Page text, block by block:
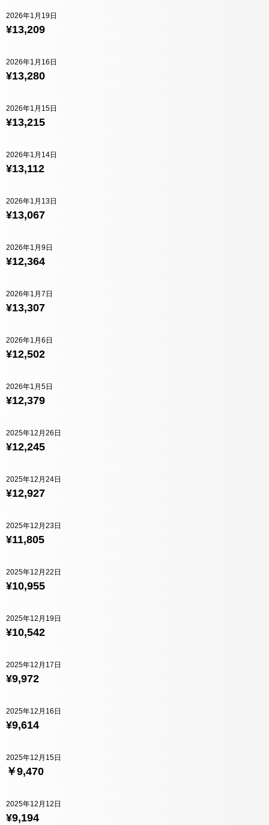
¥13,209
2026年1月19日
¥13,280
2026年1月16日
¥13,215
2026年1月15日
¥13,112
2026年1月14日
¥13,067
2026年1月13日
¥12,364
2026年1月9日
¥13,307
2026年1月7日
¥12,502
2026年1月6日
¥12,379
2026年1月5日
¥12,245
2025年12月26日
¥12,927
2025年12月24日
¥11,805
2025年12月23日
¥10,955
2025年12月22日
¥10,542
2025年12月19日
¥9,972
2025年12月17日
¥9,614
2025年12月16日
￥9,470
2025年12月15日
¥9,194
2025年12月12日